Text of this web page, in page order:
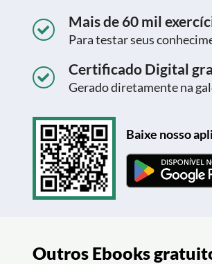
Mais de 60 mil
Para testar seus
Certificado Digital
Gerado diretamente na
Baixe nosso
Outros Ebooks